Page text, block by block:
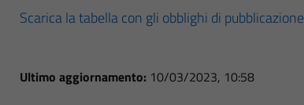
Scarica la tabella con gli obblighi di pubblicazione
Ultimo aggiornamento: 10/03/2023, 10:58